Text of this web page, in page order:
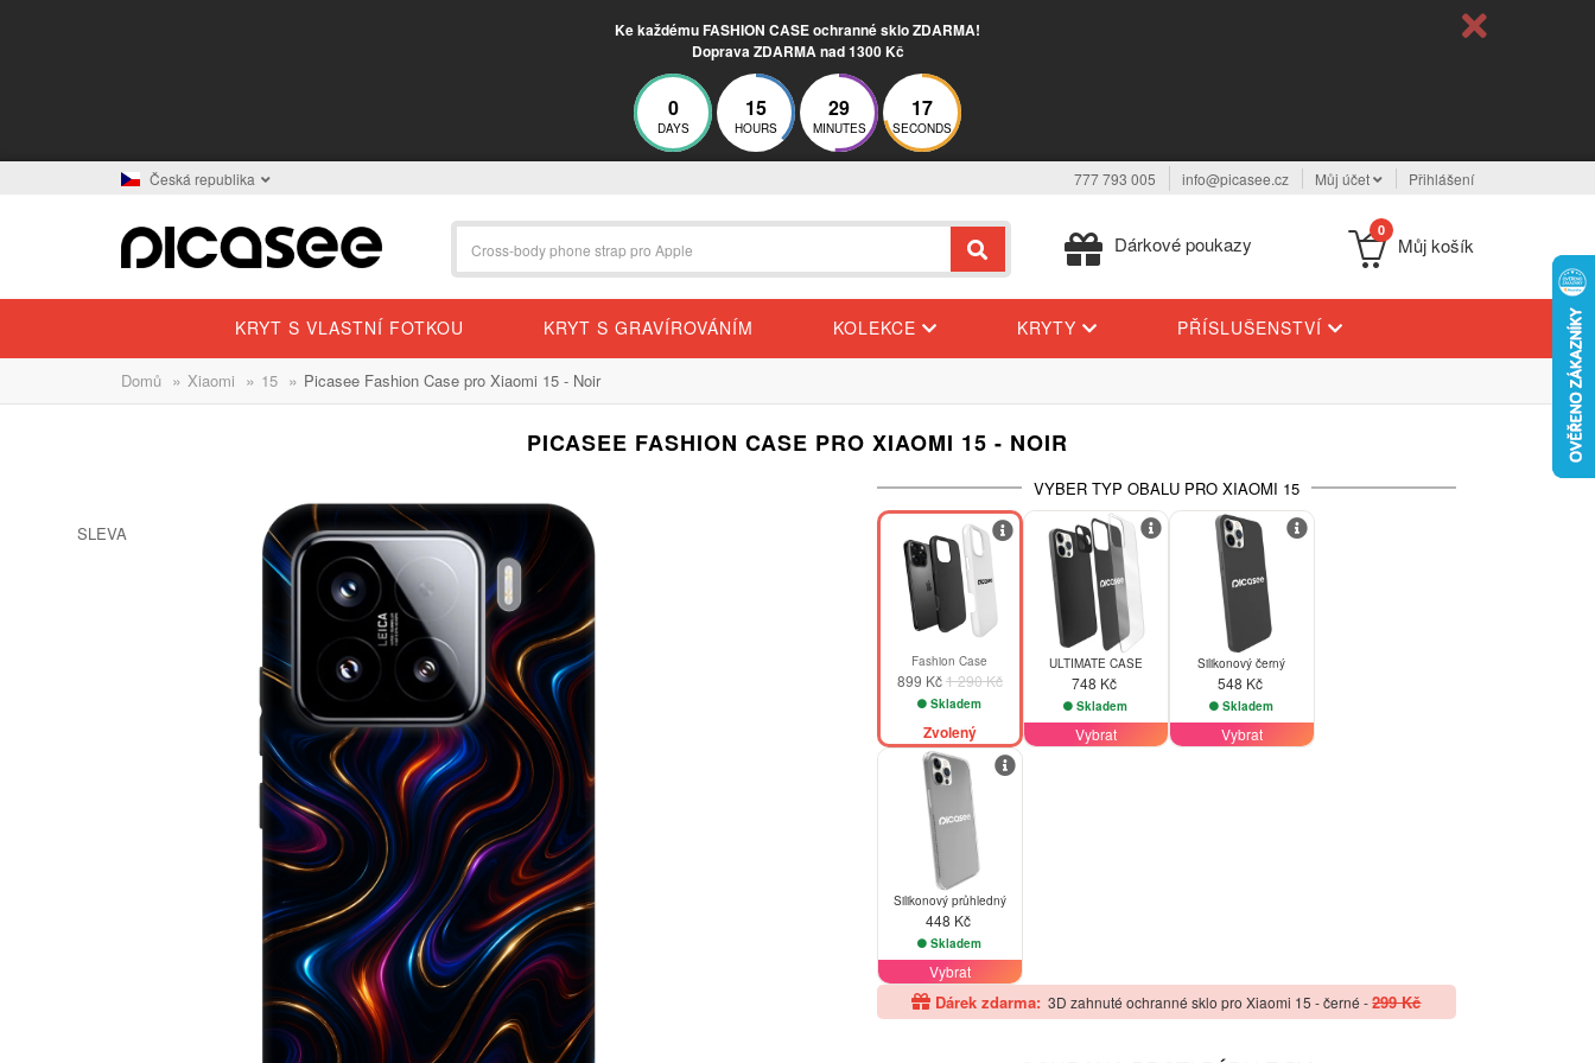
Ke každému FASHION CASE ochranné sklo ZDARMA!
Doprava ZDARMA nad 1300 Kč
0
DAYS
15
HOURS
29
MINUTES
16
SECONDS
Česká republika 777 793 005 info@picasee.cz Můj účet Přihlášení
Dárkové poukazy
0
Můj košík
KRYT S VLASTNÍ FOTKOU KRYT S GRAVÍROVÁNÍM KOLEKCE KRYTY PŘÍSLUŠENSTVÍ
Domů » Xiaomi » 15 » Picasee Fashion Case pro Xiaomi 15 - Noir
PICASEE FASHION CASE PRO XIAOMI 15 - NOIR
SLEVA
VYBER TYP OBALU PRO XIAOMI 15
-30%
Fashion Case
899 Kč1 290 Kč
Skladem
Zvolený
ULTIMATE CASE
748 Kč
Skladem
Vybrat
Silikonový černý
548 Kč
Skladem
Vybrat
Silikonový průhledný
448 Kč
Skladem
Vybrat
Dárek zdarma: 3D zahnuté ochranné sklo pro Xiaomi 15 - černé -299 Kč